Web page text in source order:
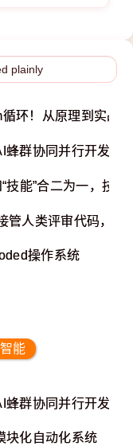
环！从原理到实战
蜂群协同并行开发
技能”合二为一，技
管人类评审代码，代
操作系统
能
蜂群协同并行开发
块化自动化系统